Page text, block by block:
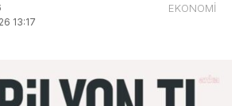
13:17
EKONOMİ